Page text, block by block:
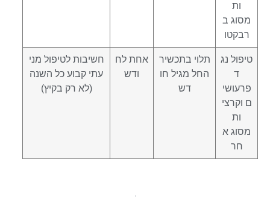
ות
מסוג ב
רבקטו
טיפול נג
ד
פרעושי
ם וקרצי
ות
מסוג א
חר
תלוי בתכשיר
החל מגיל חו
דש
אחת לח
ודש
חשיבות לטיפול מני
עתי קבוע כל השנה
(לא רק בקיץ)